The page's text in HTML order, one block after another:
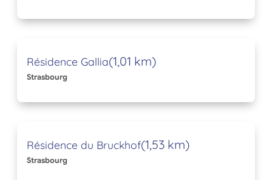
Résidence Gallia(1,01 km)
Strasbourg
Résidence du Bruckhof(1,53 km)
Strasbourg